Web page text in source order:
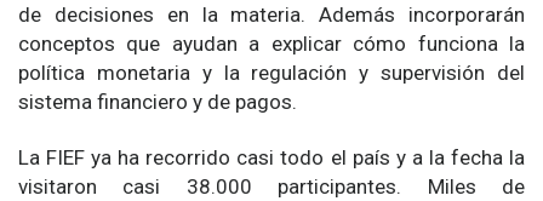
de decisiones en la materia. Además incorporarán
conceptos que ayudan a explicar cómo funciona la
política monetaria y la regulación y supervisión del
sistema financiero y de pagos.
La FIEF ya ha recorrido casi todo el país y a la fecha la
visitaron casi 38.000 participantes. Miles de